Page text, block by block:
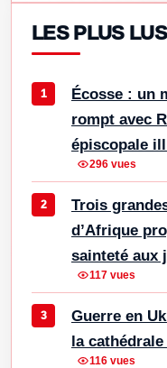
LES PLUS LUS
Écosse : un
rompt avec
épiscopale
296 vues
Trois
d’Afrique
sainteté aux
117 vues
Guerre en
la
116 vues